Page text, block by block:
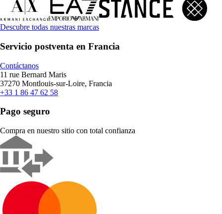
Descubre todas nuestras marcas
Servicio postventa en Francia
Contáctanos
11 rue Bernard Maris
37270 Montlouis-sur-Loire, Francia
+33 1 86 47 62 58
Pago seguro
Compra en nuestro sitio con total confianza